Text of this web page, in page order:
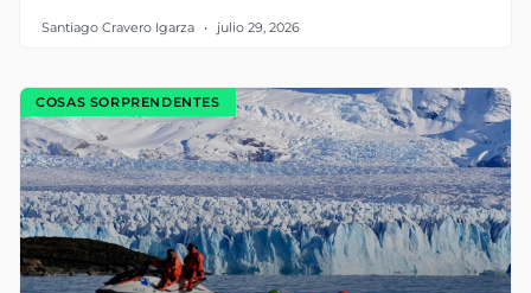
Santiago Cravero Igarza julio 29, 2026
COSAS SORPRENDENTES